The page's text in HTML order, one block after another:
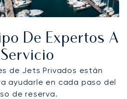
De Expertos A
de Jets Privados están
ayudarle en cada paso del
de reserva.